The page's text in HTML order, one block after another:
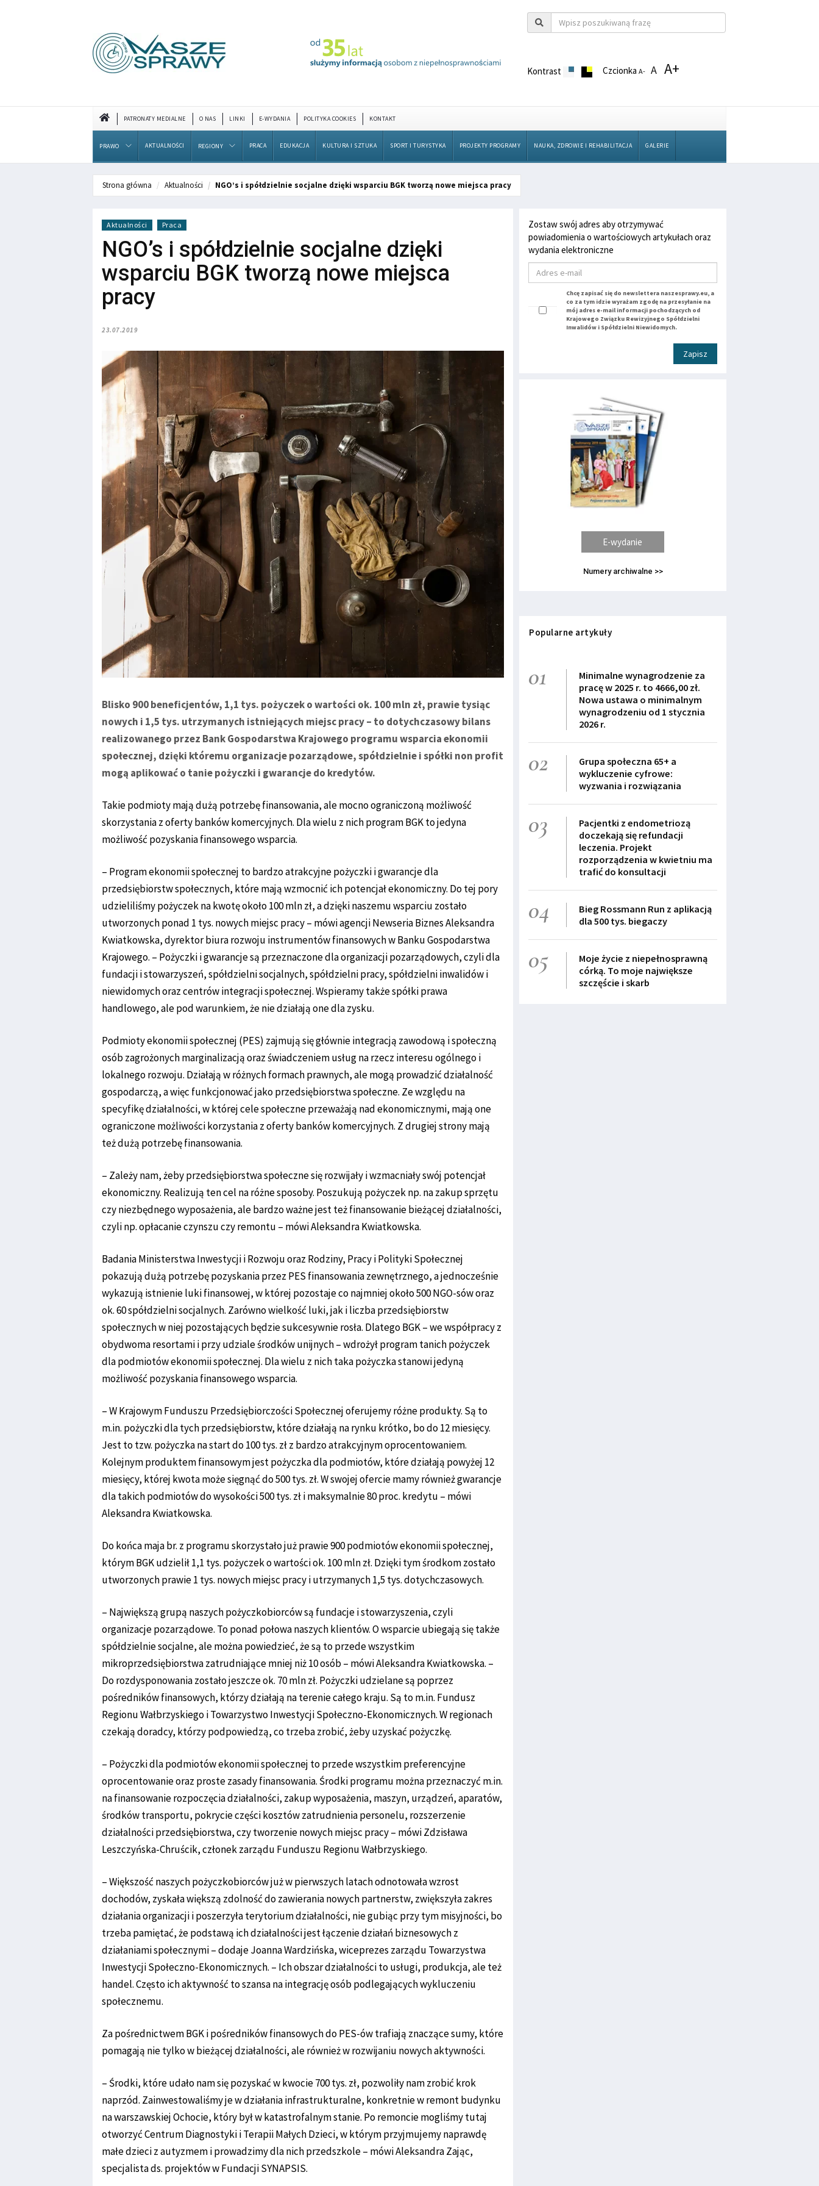
Kontrast CzcionkaA- A A+
PATRONATY MEDIALNE O NAS LINKI E-WYDANIA POLITYKA COOKIES KONTAKT
PRAWO AKTUALNOŚCI REGIONY PRACA EDUKACJA KULTURA I SZTUKA SPORT I TURYSTYKA PROJEKTY PROGRAMY NAUKA, ZDROWIE I REHABILITACJA GALERIE
Strona główna Aktualności NGO’s i spółdzielnie socjalne dzięki wsparciu BGK tworzą nowe miejsca pracy
Aktualności Praca
NGO’s i spółdzielnie socjalne dzięki
wsparciu BGK tworzą nowe miejsca
pracy
23.07.2019
Blisko 900 beneficjentów, 1,1 tys. pożyczek o wartości ok. 100 mln zł, prawie tysiąc
nowych i 1,5 tys. utrzymanych istniejących miejsc pracy – to dotychczasowy bilans
realizowanego przez Bank Gospodarstwa Krajowego programu wsparcia ekonomii
społecznej, dzięki któremu organizacje pozarządowe, spółdzielnie i spółki non profit
mogą aplikować o tanie pożyczki i gwarancje do kredytów.
Takie podmioty mają dużą potrzebę finansowania, ale mocno ograniczoną możliwość
skorzystania z oferty banków komercyjnych. Dla wielu z nich program BGK to jedyna
możliwość pozyskania finansowego wsparcia.
– Program ekonomii społecznej to bardzo atrakcyjne pożyczki i gwarancje dla
przedsiębiorstw społecznych, które mają wzmocnić ich potencjał ekonomiczny. Do tej pory
udzieliliśmy pożyczek na kwotę około 100 mln zł, a dzięki naszemu wsparciu zostało
utworzonych ponad 1 tys. nowych miejsc pracy – mówi agencji Newseria Biznes Aleksandra
Kwiatkowska, dyrektor biura rozwoju instrumentów finansowych w Banku Gospodarstwa
Krajowego. – Pożyczki i gwarancje są przeznaczone dla organizacji pozarządowych, czyli dla
fundacji i stowarzyszeń, spółdzielni socjalnych, spółdzielni pracy, spółdzielni inwalidów i
niewidomych oraz centrów integracji społecznej. Wspieramy także spółki prawa
handlowego, ale pod warunkiem, że nie działają one dla zysku.
Podmioty ekonomii społecznej (PES) zajmują się głównie integracją zawodową i społeczną
osób zagrożonych marginalizacją oraz świadczeniem usług na rzecz interesu ogólnego i
lokalnego rozwoju. Działają w różnych formach prawnych, ale mogą prowadzić działalność
gospodarczą, a więc funkcjonować jako przedsiębiorstwa społeczne. Ze względu na
specyfikę działalności, w której cele społeczne przeważają nad ekonomicznymi, mają one
ograniczone możliwości korzystania z oferty banków komercyjnych. Z drugiej strony mają
też dużą potrzebę finansowania.
– Zależy nam, żeby przedsiębiorstwa społeczne się rozwijały i wzmacniały swój potencjał
ekonomiczny. Realizują ten cel na różne sposoby. Poszukują pożyczek np. na zakup sprzętu
czy niezbędnego wyposażenia, ale bardzo ważne jest też finansowanie bieżącej działalności,
czyli np. opłacanie czynszu czy remontu – mówi Aleksandra Kwiatkowska.
Badania Ministerstwa Inwestycji i Rozwoju oraz Rodziny, Pracy i Polityki Społecznej
pokazują dużą potrzebę pozyskania przez PES finansowania zewnętrznego, a jednocześnie
wykazują istnienie luki finansowej, w której pozostaje co najmniej około 500 NGO-sów oraz
ok. 60 spółdzielni socjalnych. Zarówno wielkość luki, jak i liczba przedsiębiorstw
społecznych w niej pozostających będzie sukcesywnie rosła. Dlatego BGK – we współpracy z
obydwoma resortami i przy udziale środków unijnych – wdrożył program tanich pożyczek
dla podmiotów ekonomii społecznej. Dla wielu z nich taka pożyczka stanowi jedyną
możliwość pozyskania finansowego wsparcia.
– W Krajowym Funduszu Przedsiębiorczości Społecznej oferujemy różne produkty. Są to
m.in. pożyczki dla tych przedsiębiorstw, które działają na rynku krótko, bo do 12 miesięcy.
Jest to tzw. pożyczka na start do 100 tys. zł z bardzo atrakcyjnym oprocentowaniem.
Kolejnym produktem finansowym jest pożyczka dla podmiotów, które działają powyżej 12
miesięcy, której kwota może sięgnąć do 500 tys. zł. W swojej ofercie mamy również gwarancje
dla takich podmiotów do wysokości 500 tys. zł i maksymalnie 80 proc. kredytu – mówi
Aleksandra Kwiatkowska.
Do końca maja br. z programu skorzystało już prawie 900 podmiotów ekonomii społecznej,
którym BGK udzielił 1,1 tys. pożyczek o wartości ok. 100 mln zł. Dzięki tym środkom zostało
utworzonych prawie 1 tys. nowych miejsc pracy i utrzymanych 1,5 tys. dotychczasowych.
– Największą grupą naszych pożyczkobiorców są fundacje i stowarzyszenia, czyli
organizacje pozarządowe. To ponad połowa naszych klientów. O wsparcie ubiegają się także
spółdzielnie socjalne, ale można powiedzieć, że są to przede wszystkim
mikroprzedsiębiorstwa zatrudniające mniej niż 10 osób – mówi Aleksandra Kwiatkowska. –
Do rozdysponowania zostało jeszcze ok. 70 mln zł. Pożyczki udzielane są poprzez
pośredników finansowych, którzy działają na terenie całego kraju. Są to m.in. Fundusz
Regionu Wałbrzyskiego i Towarzystwo Inwestycji Społeczno-Ekonomicznych. W regionach
czekają doradcy, którzy podpowiedzą, co trzeba zrobić, żeby uzyskać pożyczkę.
– Pożyczki dla podmiotów ekonomii społecznej to przede wszystkim preferencyjne
oprocentowanie oraz proste zasady finansowania. Środki programu można przeznaczyć m.in.
na finansowanie rozpoczęcia działalności, zakup wyposażenia, maszyn, urządzeń, aparatów,
środków transportu, pokrycie części kosztów zatrudnienia personelu, rozszerzenie
działalności przedsiębiorstwa, czy tworzenie nowych miejsc pracy – mówi Zdzisława
Leszczyńska-Chruścik, członek zarządu Funduszu Regionu Wałbrzyskiego.
– Większość naszych pożyczkobiorców już w pierwszych latach odnotowała wzrost
dochodów, zyskała większą zdolność do zawierania nowych partnerstw, zwiększyła zakres
działania organizacji i poszerzyła terytorium działalności, nie gubiąc przy tym misyjności, bo
trzeba pamiętać, że podstawą ich działalności jest łączenie działań biznesowych z
działaniami społecznymi – dodaje Joanna Wardzińska, wiceprezes zarządu Towarzystwa
Inwestycji Społeczno-Ekonomicznych. – Ich obszar działalności to usługi, produkcja, ale też
handel. Często ich aktywność to szansa na integrację osób podlegających wykluczeniu
społecznemu.
Za pośrednictwem BGK i pośredników finansowych do PES-ów trafiają znaczące sumy, które
pomagają nie tylko w bieżącej działalności, ale również w rozwijaniu nowych aktywności.
– Środki, które udało nam się pozyskać w kwocie 700 tys. zł, pozwoliły nam zrobić krok
naprzód. Zainwestowaliśmy je w działania infrastrukturalne, konkretnie w remont budynku
na warszawskiej Ochocie, który był w katastrofalnym stanie. Po remoncie mogliśmy tutaj
otworzyć Centrum Diagnostyki i Terapii Małych Dzieci, w którym przyjmujemy naprawdę
małe dzieci z autyzmem i prowadzimy dla nich przedszkole – mówi Aleksandra Zając,
specjalista ds. projektów w Fundacji SYNAPSIS.
Zostaw swój adres aby otrzymywać
powiadomienia o wartościowych artykułach oraz
wydania elektroniczne
Chcę zapisać się do newslettera naszesprawy.eu, a
co za tym idzie wyrażam zgodę na przesyłanie na
mój adres e-mail informacji pochodzących od
Krajowego Związku Rewizyjnego Spółdzielni
Inwalidów i Spółdzielni Niewidomych.
Zapisz
E-wydanie
Numery archiwalne >>
Popularne artykuły
01
Minimalne wynagrodzenie za
pracę w 2025 r. to 4666,00 zł.
Nowa ustawa o minimalnym
wynagrodzeniu od 1 stycznia
2026 r.
02
Grupa społeczna 65+ a
wykluczenie cyfrowe:
wyzwania i rozwiązania
03
Pacjentki z endometriozą
doczekają się refundacji
leczenia. Projekt
rozporządzenia w kwietniu ma
trafić do konsultacji
04
Bieg Rossmann Run z aplikacją
dla 500 tys. biegaczy
05
Moje życie z niepełnosprawną
córką. To moje największe
szczęście i skarb